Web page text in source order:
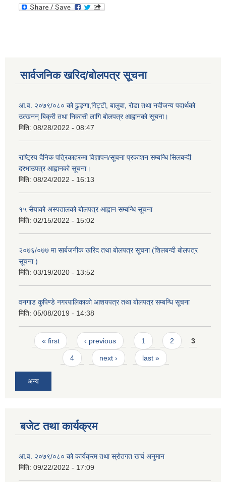
सार्वजनिक खरिद/बोलपत्र सूचना
आ.व. २०७९/०८० को ढुङ्गा,गिट्टी, बालुवा, रोडा तथा नदीजन्य पदार्थको
उत्खनन् बिक्री तथा निकासी लागि बोलपत्र आह्वानको सूचना।
मिति: 08/28/2022 - 08:47
राष्ट्रिय दैनिक पत्रिकाहरुमा विज्ञापन/सूचना प्रकाशन सम्बन्धि सिलबन्दी
दरभाउपत्र आह्वानको सूचना।
मिति: 08/24/2022 - 16:13
१५ सैयाको अस्पतालको बोलपत्र आह्वान सम्बन्धि सूचना
मिति: 02/15/2022 - 15:02
२०७६/०७७ मा सार्बजनीक खरिद तथा बोलपत्र सूचना (शिलबन्दी बोलपत्र
सूचना )
मिति: 03/19/2020 - 13:52
वनगाड कुपिण्डे नगरपालिकाको आशयपत्र तथा बोलपत्र सम्बन्धि सूचना
मिति: 05/08/2019 - 14:38
Pages
« first ‹ previous 1 2 3
4 next › last »
अन्य
बजेट तथा कार्यक्रम
आ.व. २०७९/०८० को कार्यक्रम तथा स्रोतगत खर्च अनुमान
मिति: 09/22/2022 - 17:09